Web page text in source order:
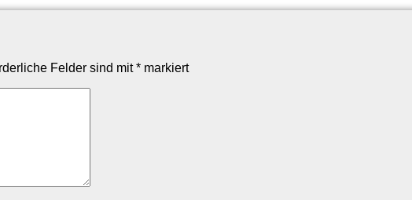
Felder sind mit* markiert